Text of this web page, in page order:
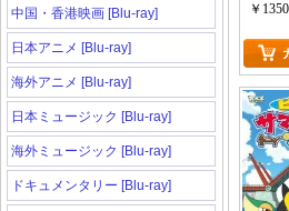
中国・香港映画 [Blu-ray]
日本アニメ [Blu-ray]
海外アニメ [Blu-ray]
日本ミュージック [Blu-ray]
海外ミュージック [Blu-ray]
ドキュメンタリー [Blu-ray]
￥